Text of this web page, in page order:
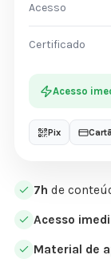
7h de
Acesso
Material de
Acesso
Certificado
Acesso
Pix